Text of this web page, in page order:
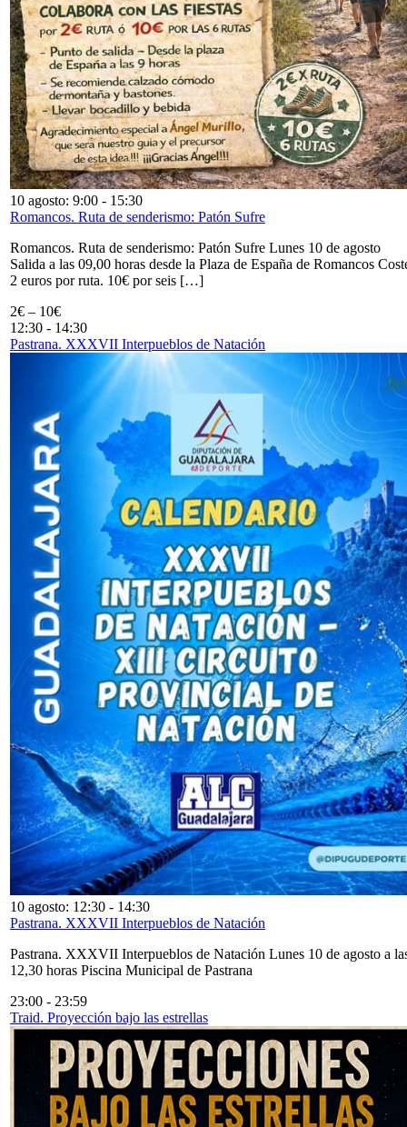
10 agosto: 9:00 - 15:30
Romancos. Ruta de senderismo: Patón Sufre
Romancos. Ruta de senderismo: Patón Sufre Lunes 10 de agosto
Salida a las 09,00 horas desde la Plaza de España de Romancos
2 euros por ruta. 10€ por seis […]
2€ – 10€
12:30 - 14:30
Pastrana. XXXVII Interpueblos de Natación
10 agosto: 12:30 - 14:30
Pastrana. XXXVII Interpueblos de Natación
Pastrana. XXXVII Interpueblos de Natación Lunes 10 de agosto a
12,30 horas Piscina Municipal de Pastrana
23:00 - 23:59
Traid. Proyección bajo las estrellas